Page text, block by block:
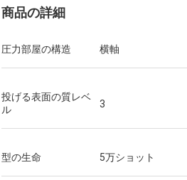
商品の詳細
圧力部屋の構造 横軸
投げる表面の質レベ
ル
3
型の生命 5万ショット